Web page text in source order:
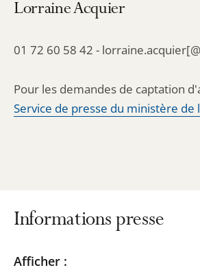
Lorraine Acquier
01 72 60 58 42 -
Pour les demandes de captation
Service de presse du ministère de
Informations presse
Passer
Passer
Afficher :